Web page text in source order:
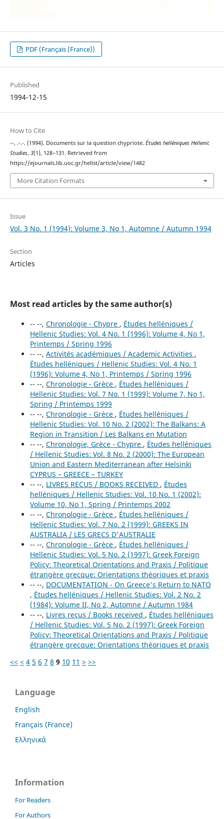
PDF (Français (France))
Published
1994-12-15
How to Cite
--, .-.-. (1994). Documents sur la question chypriote. Études helléniques Hellenic
Studies, 3(1), 128–131. Retrieved from
https://ejournals.lib.uoc.gr/hellst/article/view/1482
More Citation Formats
Issue
Vol. 3 No. 1 (1994): Volume 3, No 1, Automne / Autumn 1994
Section
Articles
Most read articles by the same author(s)
-- --, Chronologie - Chypre , Études helléniques /
Hellenic Studies: Vol. 4 No. 1 (1996): Volume 4, No 1,
Printemps / Spring 1996
-- --, Activités académiques / Academic Activities ,
Études helléniques / Hellenic Studies: Vol. 4 No. 1
(1996): Volume 4, No 1, Printemps / Spring 1996
-- --, Chronologie - Grèce , Études helléniques /
Hellenic Studies: Vol. 7 No. 1 (1999): Volume 7, No 1,
Spring / Printemps 1999
-- --, Chronologie - Grèce , Études helléniques /
Hellenic Studies: Vol. 10 No. 2 (2002): The Balkans: A
Region in Transition / Les Balkans en Mutation
-- --, Chronologie, Grèce - Chypre , Études helléniques
/ Hellenic Studies: Vol. 8 No. 2 (2000): The European
Union and Eastern Mediterranean after Helsinki
CYPRUS – GREECE – TURKEY
-- --, LIVRES RECUS / BOOKS RECEIVED , Études
helléniques / Hellenic Studies: Vol. 10 No. 1 (2002):
Volume 10, No 1, Spring / Printemps 2002
-- --, Chronologie - Grèce , Études helléniques /
Hellenic Studies: Vol. 7 No. 2 (1999): GREEKS IN
AUSTRALIA / LES GRECS D'AUSTRALIE
-- --, Chronologie - Grèce , Études helléniques /
Hellenic Studies: Vol. 5 No. 2 (1997): Greek Foreign
Policy: Theoretical Orientations and Praxis / Politique
étrangère grecque: Orientations théoriques et praxis
-- --, DOCUMENTATION - On Greece's Return to NATO
, Études helléniques / Hellenic Studies: Vol. 2 No. 2
(1984): Volume II, No 2, Automne / Autumn 1984
-- --, Livres reçus / Books received , Études helléniques
/ Hellenic Studies: Vol. 5 No. 2 (1997): Greek Foreign
Policy: Theoretical Orientations and Praxis / Politique
étrangère grecque: Orientations théoriques et praxis
<< < 4 5 6 7 8 9 10 11 > >>
Language
English
Français (France)
Ελληνικά
Information
For Readers
For Authors